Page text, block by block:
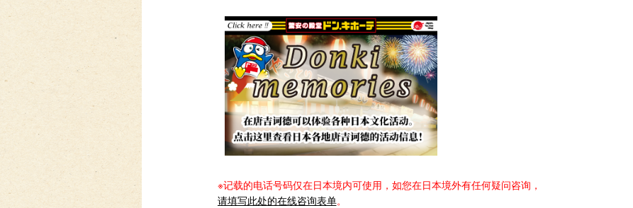
※记载的电话号码仅在日本境内可使用，如您在日本境外有任何疑问咨询，
请填写此处的在线咨询表单。